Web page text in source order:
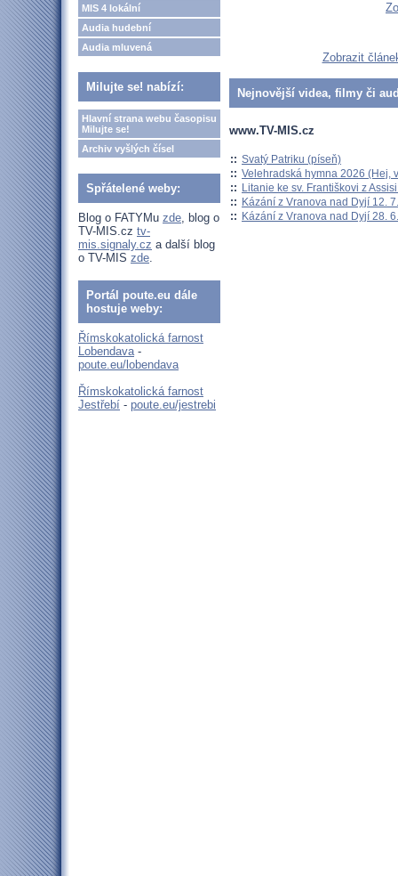
MIS 4 lokální
Audia hudební
Audia mluvená
Milujte se! nabízí:
Hlavní strana webu časopisu
Milujte se!
Archiv vyšlých čísel
Spřátelené weby:
Blog o FATYMu zde, blog o
TV-MIS.cz tv-
mis.signaly.cz a další blog
o TV-MIS zde.
Portál poute.eu dále
hostuje weby:
Římskokatolická farnost
Lobendava-
poute.eu/lobendava
Římskokatolická farnost
Jestřebí - poute.eu/jestrebi
Zobrazit
Nejnovější videa, filmy či
www.TV-MIS.cz
:: Svatý Patriku (píseň)
:: Velehradská hymna 2026 (Hej,
:: Litanie ke sv. Františkovi z
:: Kázání z Vranova nad Dyjí 12.
:: Kázání z Vranova nad Dyjí 28.